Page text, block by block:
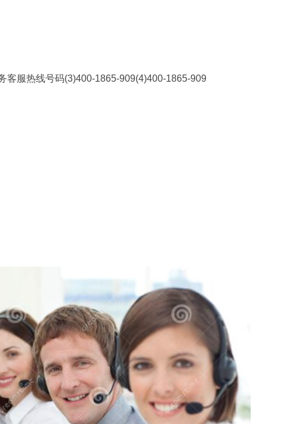
客服热线号码(3)400-1865-909(4)400-1865-909